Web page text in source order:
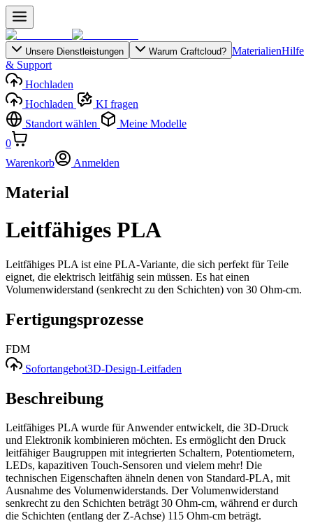
Unsere Dienstleistungen Warum Craftcloud? MaterialienHilfe
& Support
Hochladen
Hochladen
KI fragen
Standort wählen
Meine Modelle
0
Warenkorb
Anmelden
Material
Leitfähiges PLA
Leitfähiges PLA ist eine PLA-Variante, die sich perfekt für Teile
eignet, die elektrisch leitfähig sein müssen. Es hat einen
Volumenwiderstand (senkrecht zu den Schichten) von 30 Ohm-cm.
Fertigungsprozesse
FDM
Sofortangebot3D-Design-Leitfaden
Beschreibung
Leitfähiges PLA wurde für Anwender entwickelt, die 3D-Druck
und Elektronik kombinieren möchten. Es ermöglicht den Druck
leitfähiger Baugruppen mit integrierten Schaltern, Potentiometern,
LEDs, kapazitiven Touch-Sensoren und vielem mehr! Die
technischen Eigenschaften ähneln denen von Standard-PLA, mit
Ausnahme des Volumenwiderstands. Der Volumenwiderstand
senkrecht zu den Schichten beträgt 30 Ohm-cm, während er durch
die Schichten (entlang der Z-Achse) 115 Ohm-cm beträgt.